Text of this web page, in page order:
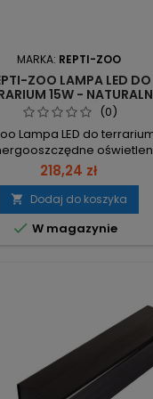
MARKA: REPTI-ZOO
ZOO LAMPA LED DO
15W -
ŚWIATŁO
GADÓW
(0)
Lampa LED do
na wilgoć z
15W — niskie zużycie
oświetleniu terrarium.
6500K + 15 niebieskich
nocny/Full Power;
218,24 zł
 Dodaj do koszyka
 W magazynie